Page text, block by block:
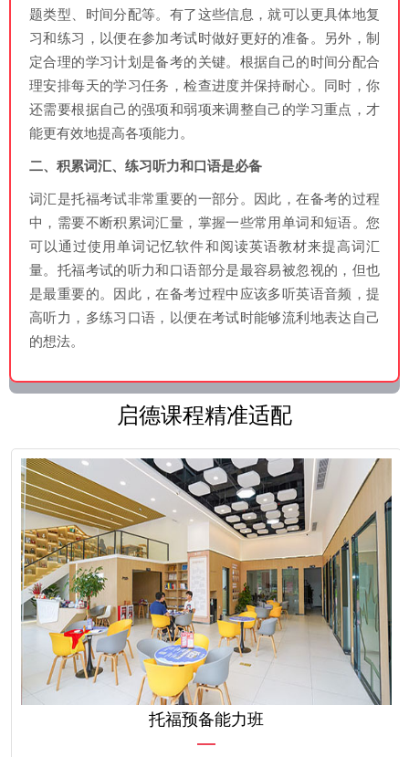
题类型、时间分配等。有了这些信息，就可以更具体地复
习和练习，以便在参加考试时做好更好的准备。另外，制
定合理的学习计划是备考的关键。根据自己的时间分配合
理安排每天的学习任务，检查进度并保持耐心。同时，你
还需要根据自己的强项和弱项来调整自己的学习重点，才
能更有效地提高各项能力。
二、积累词汇、练习听力和口语是必备
词汇是托福考试非常重要的一部分。因此，在备考的过程
中，需要不断积累词汇量，掌握一些常用单词和短语。您
可以通过使用单词记忆软件和阅读英语教材来提高词汇
量。托福考试的听力和口语部分是最容易被忽视的，但也
是最重要的。因此，在备考过程中应该多听英语音频，提
高听力，多练习口语，以便在考试时能够流利地表达自己
的想法。
启德课程精准适配
托福预备能力班